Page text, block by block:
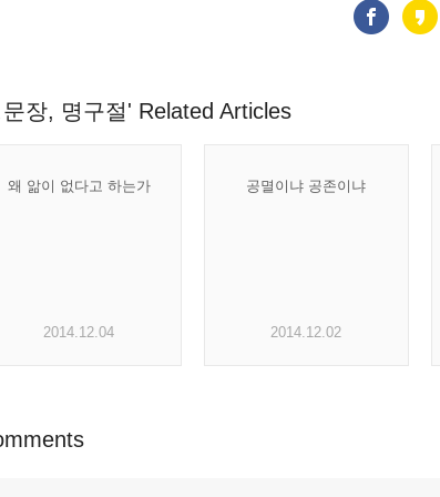
장, 명구절' Related Articles
왜 앎이 없다고 하는가
2014.12.04
공멸이냐 공존이냐
2014.12.02